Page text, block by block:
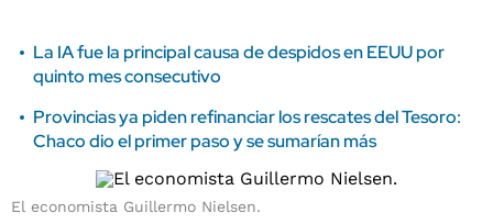
La IA fue la principal causa de despidos en EEUU por
quinto mes consecutivo
Provincias ya piden refinanciar los rescates del Tesoro:
Chaco dio el primer paso y se sumarían más
El economista Guillermo Nielsen.